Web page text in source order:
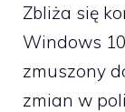
Zbliża się
Windows
zmuszony
zmian w